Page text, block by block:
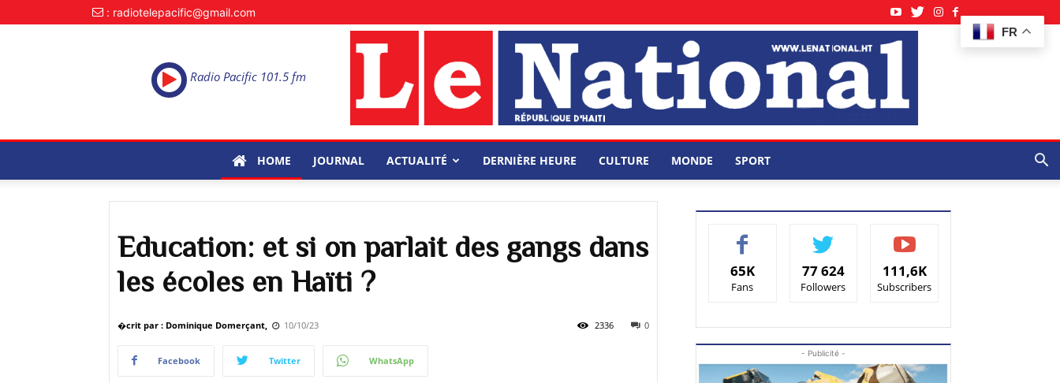
FR
: radiotelepacific@gmail.com
Radio Pacific 101.5 fm
HOME JOURNAL ACTUALITÉ DERNIÈRE HEURE CULTURE MONDE SPORT
Education: et si on parlait des gangs dans
les écoles en Haïti ?
�crit par : Dominique Domerçant, 10/10/23 0
2336
Facebook Twitter WhatsApp
65K
Fans
77 624
Followers
111,6K
Subscribers
- Publicité -